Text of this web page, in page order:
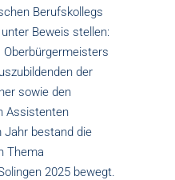
Berufskollegs
Beweis stellen:
Oberbürgermeisters
der
sowie den
Assistenten
Jahr bestand die
Thema
2025 bewegt.